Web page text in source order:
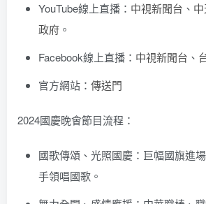
YouTube線上直播： 中視新聞台 、
政府 。
Facebook線上直播： 中視新聞台 、
官方網站： 傳送門
2024國慶晚會節目流程：
國歌傳頌、光照國慶：巨幅國旗進
手領唱國歌。